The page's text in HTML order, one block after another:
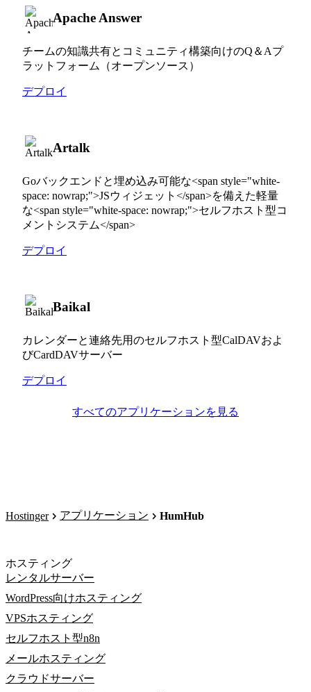
Apache Answer
チームの知識共有とコミュニティ構築向けのQ＆Aプ
ラットフォーム（オープンソース）
デプロイ
Artalk
Goバックエンドと埋め込み可能な<span style="white-
space: nowrap;">JSウィジェット</span>を備えた軽量
な<span style="white-space: nowrap;">セルフホスト型コ
メントシステム</span>
デプロイ
Baikal
カレンダーと連絡先用のセルフホスト型CalDAVおよ
びCardDAVサーバー
デプロイ
すべてのアプリケーションを見る
Hostinger アプリケーション HumHub
ホスティング
レンタルサーバー
WordPress向けホスティング
VPSホスティング
セルフホスト型n8n
メールホスティング
クラウドサーバー